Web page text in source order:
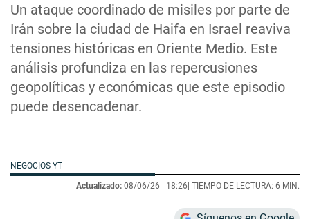
Un ataque coordinado de misiles por parte de
Irán sobre la ciudad de Haifa en Israel reaviva
tensiones históricas en Oriente Medio. Este
análisis profundiza en las repercusiones
geopolíticas y económicas que este episodio
puede desencadenar.
NEGOCIOS YT
Actualizado: 08/06/26 | 18:26| TIEMPO DE LECTURA: 6 MIN.